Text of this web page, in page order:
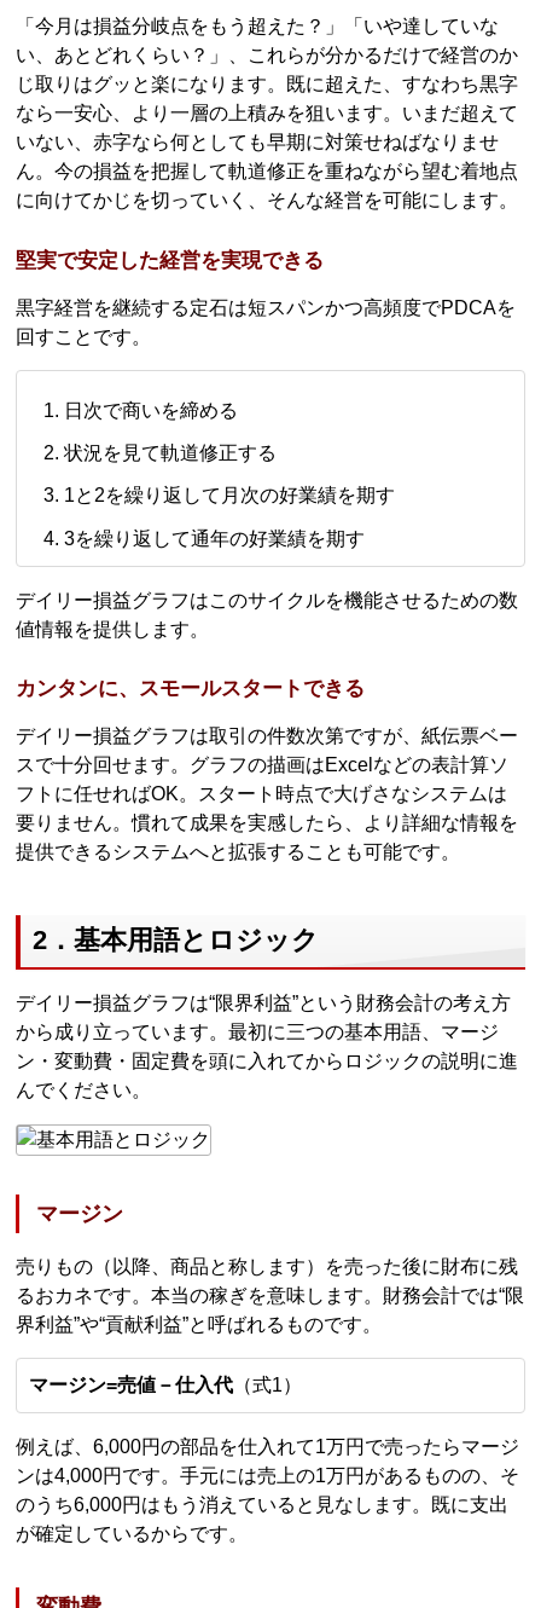
「今月は損益分岐点をもう超えた？」「いや達していな
い、あとどれくらい？」、これらが分かるだけで経営のか
じ取りはグッと楽になります。既に超えた、すなわち黒字
なら一安心、より一層の上積みを狙います。いまだ超えて
いない、赤字なら何としても早期に対策せねばなりませ
ん。今の損益を把握して軌道修正を重ねながら望む着地点
に向けてかじを切っていく、そんな経営を可能にします。
堅実で安定した経営を実現できる
黒字経営を継続する定石は短スパンかつ高頻度でPDCAを
回すことです。
日次で商いを締める
状況を見て軌道修正する
1と2を繰り返して月次の好業績を期す
3を繰り返して通年の好業績を期す
デイリー損益グラフはこのサイクルを機能させるための数
値情報を提供します。
カンタンに、スモールスタートできる
デイリー損益グラフは取引の件数次第ですが、紙伝票ベー
スで十分回せます。グラフの描画はExcelなどの表計算ソ
フトに任せればOK。スタート時点で大げさなシステムは
要りません。慣れて成果を実感したら、より詳細な情報を
提供できるシステムへと拡張することも可能です。
2．基本用語とロジック
デイリー損益グラフは“限界利益”という財務会計の考え方
から成り立っています。最初に三つの基本用語、マージ
ン・変動費・固定費を頭に入れてからロジックの説明に進
んでください。
マージン
売りもの（以降、商品と称します）を売った後に財布に残
るおカネです。本当の稼ぎを意味します。財務会計では“限
界利益”や“貢献利益”と呼ばれるものです。
マージン=売値－仕入代 （式1）
例えば、6,000円の部品を仕入れて1万円で売ったらマージ
ンは4,000円です。手元には売上の1万円があるものの、そ
のうち6,000円はもう消えていると見なします。既に支出
が確定しているからです。